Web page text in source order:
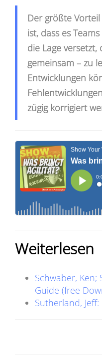
Der größte
ist, dass es
die Lage
gemeinsam – zu
Entwicklungen
zügig korrigiert
Weiterlesen
Schwaber, Ken;
Guide (free
Sutherland,